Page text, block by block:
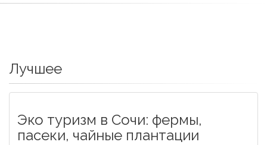
Лучшее
Эко туризм в Сочи: фермы,
пасеки, чайные плантации